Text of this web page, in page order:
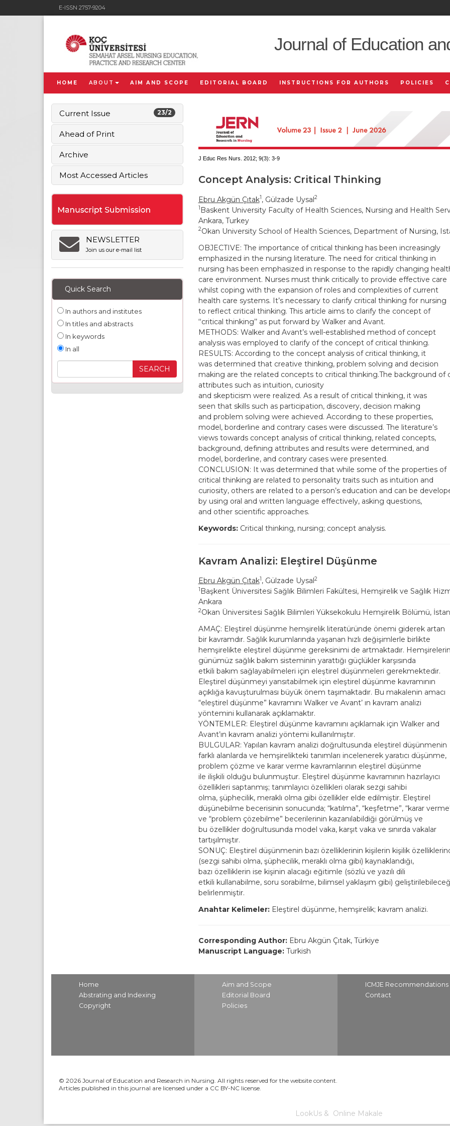
E-ISSN 2757-9204
Journal of Education
HOME ABOUT AIM AND SCOPE EDITORIAL BOARD INSTRUCTIONS FOR AUTHORS POLICIES
23/2
Current Issue
Ahead of Print
Archive
Most Accessed Articles
NEWSLETTER
Join us our e-mail list
Quick Search
In authors and institutes
In titles and abstracts
In keywords
In all
J Educ Res Nurs. 2012; 9(3): 3-9
Concept Analysis: Critical Thinking
Ebru Akgün Çıtak1, Gülzade Uysal2
1 Baskent University Faculty of Health Sciences, Nursing and Health
Ankara, Turkey
2Okan University School of Health Sciences, Department of Nursing,
OBJECTIVE: The importance of critical thinking has been increasingly
emphasized in the nursing literature. The need for critical thinking in
nursing has been emphasized in response to the rapidly changing
care environment. Nurses must think critically to provide effective care
whilst coping with the expansion of roles and complexities of current
health care systems. It’s necessary to clarify critical thinking for nursing
to reflect critical thinking. This article aims to clarify the concept of
‘‘critical thinking’’ as put forward by Walker and Avant.
METHODS: Walker and Avant’s well-established method of concept
analysis was employed to clarify of the concept of critical thinking.
RESULTS: According to the concept analysis of critical thinking, it
was determined that creative thinking, problem solving and decision
making are the related concepts to critical thinking.The background of
attributes such as intuition, curiosity
and skepticism were realized. As a result of critical thinking, it was
seen that skills such as participation, discovery, decision making
and problem solving were achieved. According to these properties,
model, borderline and contrary cases were discussed. The literature’s
views towards concept analysis of critical thinking, related concepts,
background, defining attributes and results were determined, and
model, borderline, and contrary cases were presented.
CONCLUSION: It was determined that while some of the properties of
critical thinking are related to personality traits such as intuition and
curiosity, others are related to a person’s education and can be
by using oral and written language effectively, asking questions,
and other scientific approaches.
Keywords:Critical thinking, nursing; concept analysis.
Kavram Analizi: Eleştirel Düşünme
Ebru Akgün Çıtak1, Gülzade Uysal 2
1 Başkent Üniversitesi Sağlık Bilimleri Fakültesi, Hemşirelik ve Sağlık
Ankara
2Okan Üniversitesi Sağlık Bilimleri Yüksekokulu Hemşirelik Bölümü,
AMAÇ: Eleştirel düşünme hemşirelik literatüründe önemi giderek artan
bir kavramdır. Sağlık kurumlarında yaşanan hızlı değişimlerle birlikte
hemşirelikte eleştirel düşünme gereksinimi de artmaktadır.
günümüz sağlık bakım sisteminin yarattığı güçlükler karşısında
etkili bakım sağlayabilmeleri için eleştirel düşünmeleri gerekmektedir.
Eleştirel düşünmeyi yansıtabilmek için eleştirel düşünme kavramının
açıklığa kavuşturulması büyük önem taşımaktadır. Bu makalenin amacı
“eleştirel düşünme” kavramını Walker ve Avant’ ın kavram analizi
yöntemini kullanarak açıklamaktır.
YÖNTEMLER: Eleştirel düşünme kavramını açıklamak için Walker and
Avant’ın kavram analizi yöntemi kullanılmıştır.
BULGULAR: Yapılan kavram analizi doğrultusunda eleştirel düşünmenin
farklı alanlarda ve hemşirelikteki tanımları incelenerek yaratıcı düşünme,
problem çözme ve karar verme kavramlarının eleştirel düşünme
ile ilişkili olduğu bulunmuştur. Eleştirel düşünme kavramının hazırlayıcı
özellikleri saptanmış; tanımlayıcı özellikleri olarak sezgi sahibi
olma, şüphecilik, meraklı olma gibi özellikler elde edilmiştir. Eleştirel
düşünebilme becerisinin sonucunda; “katılma”, “keşfetme”, “karar
ve “problem çözebilme” becerilerinin kazanılabildiği görülmüş ve
bu özellikler doğrultusunda model vaka, karşıt vaka ve sınırda vakalar
tartışılmıştır.
SONUÇ: Eleştirel düşünmenin bazı özelliklerinin kişilerin kişilik
(sezgi sahibi olma, şüphecilik, meraklı olma gibi) kaynaklandığı,
bazı özelliklerin ise kişinin alacağı eğitimle (sözlü ve yazılı dili
etkili kullanabilme, soru sorabilme, bilimsel yaklaşım gibi)
belirlenmiştir.
Anahtar Kelimeler:Eleştirel düşünme, hemşirelik; kavram analizi.
Corresponding Author: Ebru Akgün Çıtak, Türkiye
Manuscript Language: Turkish
Home
Abstrating and Indexing
Copyright
Aim and Scope
Editorial Board
Policies
ICMJE Recommendations
Contact
© 2026 Journal of Education and Research in Nursing. All rights reserved for the website content.
Articles published in this journal are licensed under a CC BY-NC license.
LookUs& Online Makale